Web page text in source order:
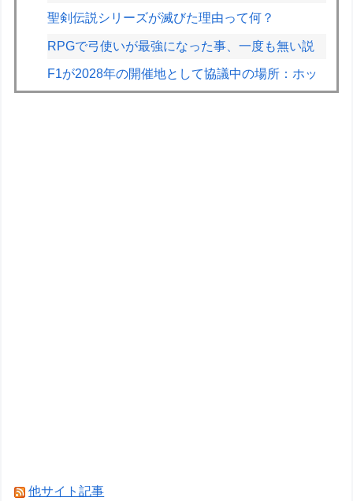
聖剣伝説シリーズが滅びた理由って何？
RPGで弓使いが最強になった事、一度も無い説
F1が2028年の開催地として協議中の場所：ホッ
Powered by livedoor 相互RSS
他サイト記事